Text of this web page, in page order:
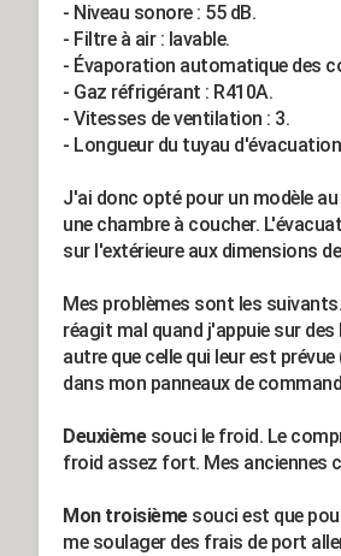
- Niveau sonore : 55 dB.
- Filtre à air : lavable.
- Évaporation automatique des
- Gaz réfrigérant : R410A.
- Vitesses de ventilation : 3.
- Longueur du tuyau
J'ai donc opté pour un modèle
une chambre à coucher.
sur l'extérieure aux dimensions
Mes problèmes sont les suivants.
réagit mal quand j'appuie sur
autre que celle qui leur est
dans mon panneaux de
Deuxièmesouci le froid. Le
froid assez fort. Mes anciennes
Mon troisièmesouci est que
me soulager des frais de port